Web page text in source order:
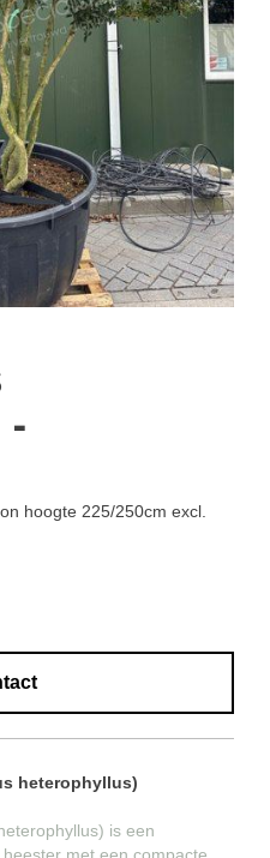
-
hoogte 225/250cm excl.
heterophyllus)
is een